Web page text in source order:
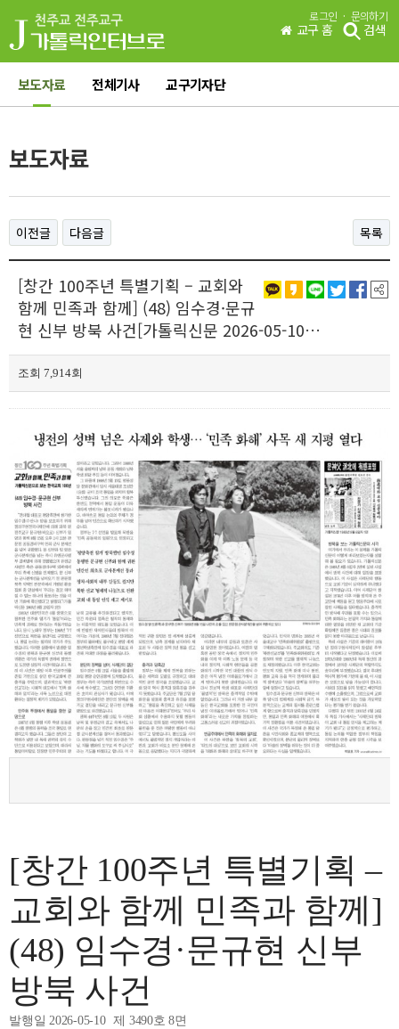
로그인 · 문의하기
교구 홈 검색
보도자료 전체기사 교구기자단
보도자료
이전글 다음글 목록
[창간 100주년 특별기획 – 교회와
함께 민족과 함께] (48) 임수경·문규
현 신부 방북 사건[가톨릭신문 2026-05-10…
조회 7,914회
[창간 100주년 특별기획 –
교회와 함께 민족과 함께]
(48) 임수경·문규현 신부
방북 사건
발행일 2026-05-10 제 3490호 8면